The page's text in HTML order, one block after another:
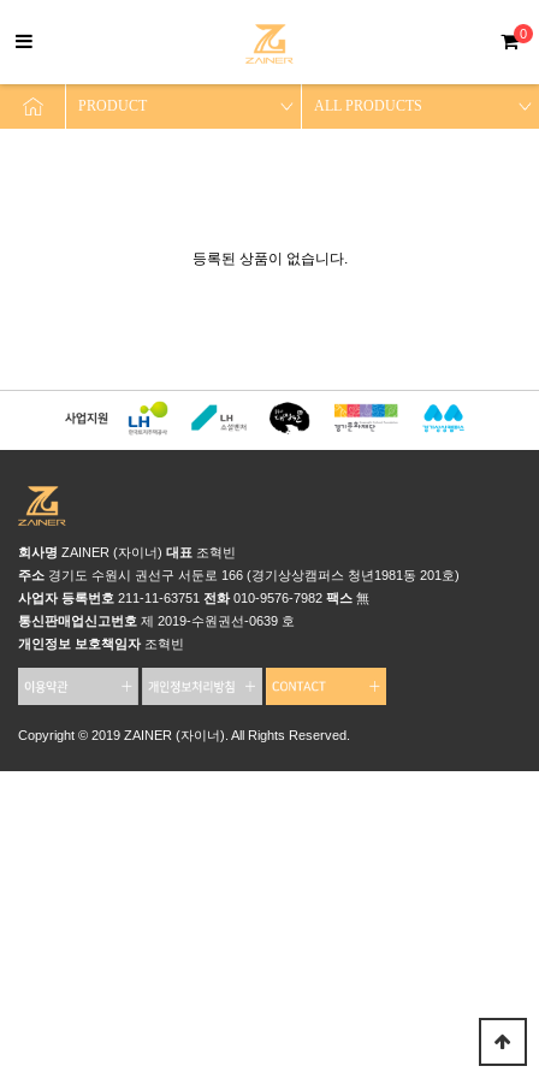
0
등록된 상품이 없습니다.
회사명 ZAINER (자이너) 대표 조혁빈
주소 경기도 수원시 권선구 서둔로 166 (경기상상캠퍼스 청년1981동 201호)
사업자 등록번호 211-11-63751 전화010-9576-7982 팩스 無
통신판매업신고번호 제 2019-수원권선-0639 호
개인정보 보호책임자조혁빈
Copyright © 2019 ZAINER (자이너). All Rights Reserved.